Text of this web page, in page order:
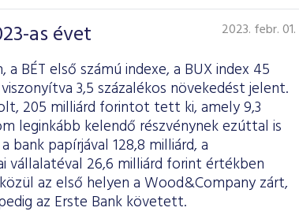
as évet 2023. febr. 01.
BÉT első számú indexe, a BUX index 45
3,5 százalékos növekedést jelent.
205 milliárd forintot tett ki, amely 9,3
leginkább kelendő részvénynek ezúttal is
bank papírjával 128,8 milliárd, a
vállalatéval 26,6 milliárd forint értékben
az első helyen a Wood&Company zárt,
az Erste Bank követett.